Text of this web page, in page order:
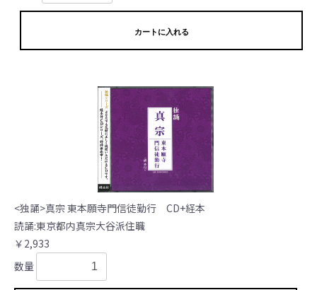
カートに入れる
<独誦>真宗 東本願寺門信徒勤行 CD+経本
読誦:東京都内真宗大谷派住職
￥2,933
数量